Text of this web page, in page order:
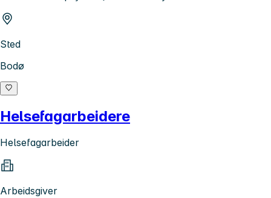
Sted
Bodø
Helsefagarbeidere
Helsefagarbeider
Arbeidsgiver